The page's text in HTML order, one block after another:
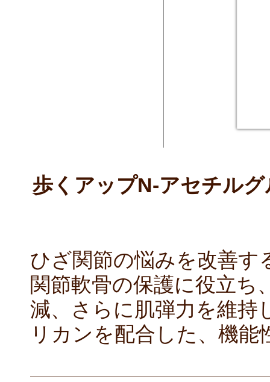
歩くアップN-アセチル
ひざ関節の悩みを改善
関節軟骨の保護に役立ち
減、さらに肌弾力を維持
リカンを配合した、機能